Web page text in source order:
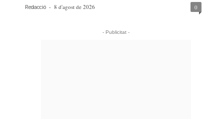
Redacció - 8 d'agost de 2026 0
- Publicitat -